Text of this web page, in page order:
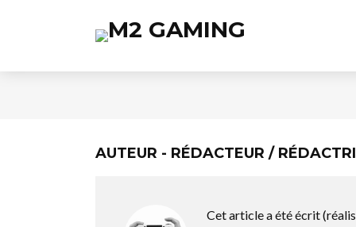
AUTEUR - RÉDACTEUR /
Cet article a été écrit